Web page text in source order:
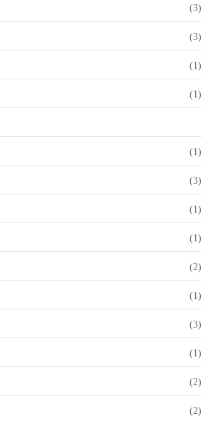
(3)
(3)
(1)
(1)
(1)
(3)
(1)
(1)
(2)
(1)
(3)
(1)
(2)
(2)